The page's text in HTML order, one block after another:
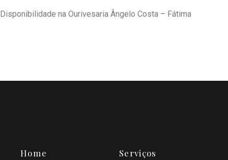
Disponibilidade na Ourivesaria Ângelo Costa – Fátima
Home Serviços